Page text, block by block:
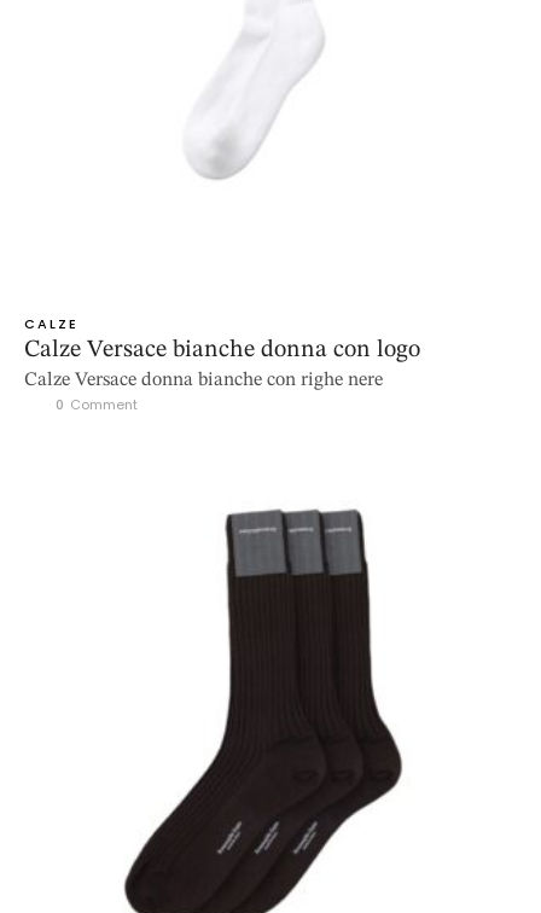
CALZE
Calze Versace bianche donna con logo
Calze Versace donna bianche con righe nere
0 Comment